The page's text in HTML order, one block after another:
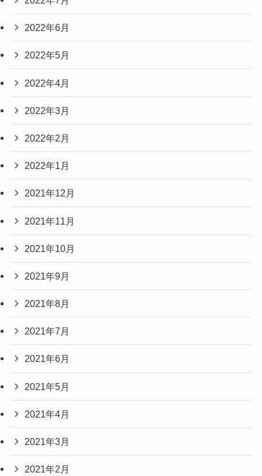
2022年6月
2022年5月
2022年4月
2022年3月
2022年2月
2022年1月
2021年12月
2021年11月
2021年10月
2021年9月
2021年8月
2021年7月
2021年6月
2021年5月
2021年4月
2021年3月
2021年2月